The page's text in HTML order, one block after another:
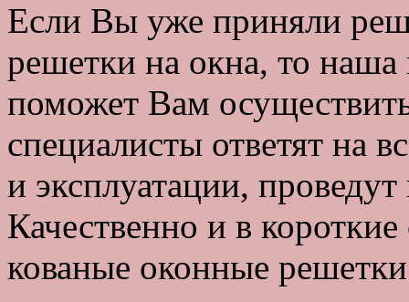
Если Вы уже приняли
решетки на окна, то наша
поможет Вам
специалисты ответят на
и эксплуатации,
Качественно и в
кованые оконные